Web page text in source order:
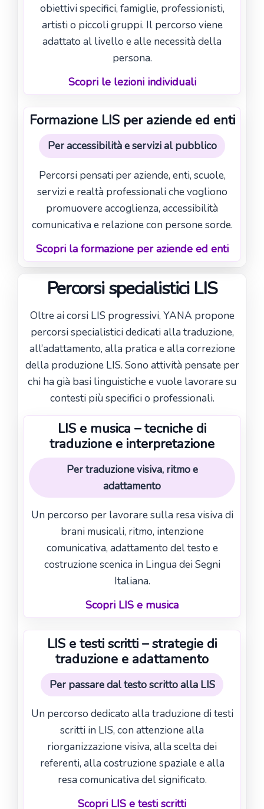
obiettivi specifici, famiglie, professionisti,
artisti o piccoli gruppi. Il percorso viene
adattato al livello e alle necessità della
persona.
Scopri le lezioni individuali
Formazione LIS per aziende ed enti
Per accessibilità e servizi al pubblico
Percorsi pensati per aziende, enti, scuole,
servizi e realtà professionali che vogliono
promuovere accoglienza, accessibilità
comunicativa e relazione con persone sorde.
Scopri la formazione per aziende ed enti
Percorsi specialistici LIS
Oltre ai corsi LIS progressivi, YANA propone
percorsi specialistici dedicati alla traduzione,
all’adattamento, alla pratica e alla correzione
della produzione LIS. Sono attività pensate per
chi ha già basi linguistiche e vuole lavorare su
contesti più specifici o professionali.
LIS e musica – tecniche di
traduzione e interpretazione
Per traduzione visiva, ritmo e
adattamento
Un percorso per lavorare sulla resa visiva di
brani musicali, ritmo, intenzione
comunicativa, adattamento del testo e
costruzione scenica in Lingua dei Segni
Italiana.
Scopri LIS e musica
LIS e testi scritti – strategie di
traduzione e adattamento
Per passare dal testo scritto alla LIS
Un percorso dedicato alla traduzione di testi
scritti in LIS, con attenzione alla
riorganizzazione visiva, alla scelta dei
referenti, alla costruzione spaziale e alla
resa comunicativa del significato.
Scopri LIS e testi scritti